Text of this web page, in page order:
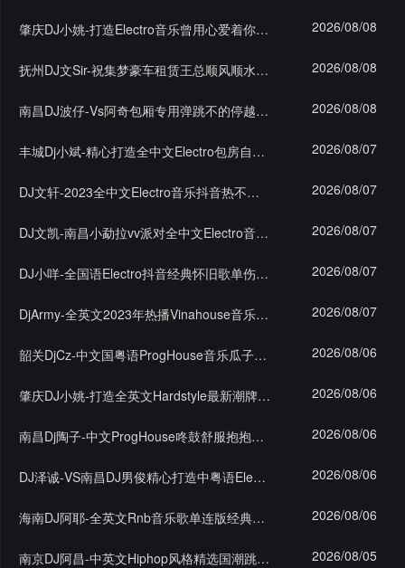
肇庆DJ小姚-打造Electro音乐曾用心爱着你晴天提供串烧 2026/08/08
抚州DJ文Sir-祝集梦豪车租赁王总顺风顺水我记得我还专辑 2026/08/08
南昌DJ波仔-Vs阿奇包厢专用弹跳不的停越南鼓House串烧 2026/08/08
丰城Dj小斌-精心打造全中文Electro包房自用超嗨旋律专辑 2026/08/07
DJ文轩-2023全中文Electro音乐抖音热不会再见了私货串烧 2026/08/07
DJ文凯-南昌小勐拉vv派对全中文Electro音乐奖励私货串烧 2026/08/07
DJ小咩-全国语Electro抖音经典怀旧歌单伤心分手情歌大碟 2026/08/07
DjArmy-全英文2023年热播Vinahouse音乐风格迷幻节奏串烧 2026/08/07
韶关DjCz-中文国粤语ProgHouse音乐瓜子专属打造咚鼓串烧 2026/08/06
肇庆DJ小姚-打造全英文Hardstyle最新潮牌夜店狂炸超嗨F6 2026/08/06
南昌Dj陶子-中文ProgHouse咚鼓舒服抱抱摇bpm130飘串烧 2026/08/06
DJ泽诚-VS南昌DJ男俊精心打造中粤语Electro抖音热门专辑 2026/08/06
海南DJ阿耶-全英文Rnb音乐歌单连版经典的浪漫蓝调串烧 2026/08/06
南京DJ阿昌-中英文Hiphop风格精选国潮跳舞俱乐部串烧 2026/08/05